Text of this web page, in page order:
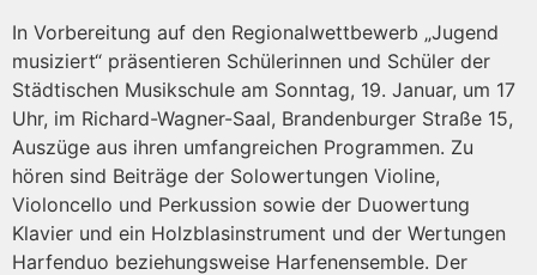
In Vorbereitung auf den Regionalwettbewerb „Jugend
musiziert“ präsentieren Schülerinnen und Schüler der
Städtischen Musikschule am Sonntag, 19. Januar, um 17
Uhr, im Richard-Wagner-Saal, Brandenburger Straße 15,
Auszüge aus ihren umfangreichen Programmen. Zu
hören sind Beiträge der Solowertungen Violine,
Violoncello und Perkussion sowie der Duowertung
Klavier und ein Holzblasinstrument und der Wertungen
Harfenduo beziehungsweise Harfenensemble. Der